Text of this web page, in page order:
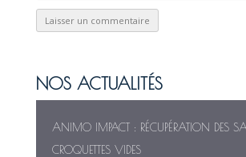
NOS ACTUALITÉS
ANIMO IMPACT : RÉCUPÉRATION DES
CROQUETTES VIDES